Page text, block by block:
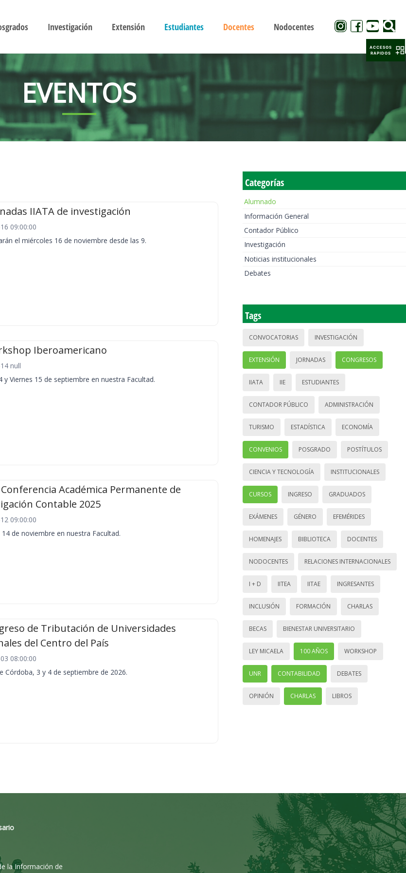
Investigación Extensión Estudiantes Docentes Nodocentes
EVENTOS
IIATA de investigación
09:00:00
el miércoles 16 de noviembre desde las 9.
Iberoamericano
null
y Viernes 15 de septiembre en nuestra Facultad.
Conferencia Académica Permanente de
Contable 2025
09:00:00
14 de noviembre en nuestra Facultad.
de Tributación de Universidades
del Centro del País
08:00:00
Córdoba, 3 y 4 de septiembre de 2026.
Categorías
Alumnado
Información General
Contador Público
Investigación
Noticias institucionales
Debates
Tags
CONVOCATORIAS INVESTIGACIÓN
EXTENSIÓN JORNADAS CONGRESOS
IIATA IIE ESTUDIANTES
CONTADOR PÚBLICO ADMINISTRACIÓN
TURISMO ESTADÍSTICA ECONOMÍA
CONVENIOS POSGRADO POSTÍTULOS
CIENCIA Y TECNOLOGÍA INSTITUCIONALES
CURSOS INGRESO GRADUADOS
EXÁMENES GÉNERO EFEMÉRIDES
HOMENAJES BIBLIOTECA DOCENTES
NODOCENTES RELACIONES INTERNACIONALES
I + D IITEA IITAE INGRESANTES
INCLUSIÓN FORMACIÓN CHARLAS
BECAS BIENESTAR UNIVERSITARIO
LEY MICAELA 100 AÑOS WORKSHOP
UNR CONTABILIDAD DEBATES
OPINIÓN CHARLAS LIBROS
la Información de
ACCESOS
RAPIDOS